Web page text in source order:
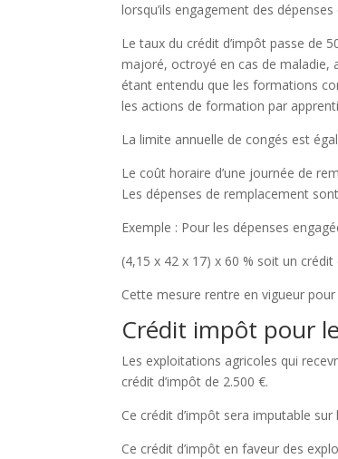
lorsqu’ils engagement des
Le taux du crédit d’impôt passe de
majoré, octroyé en cas de maladie,
étant entendu que les formations
les actions de formation par
La limite annuelle de congés est
Le coût horaire d’une journée de
Les dépenses de remplacement
Exemple : Pour les dépenses
(4,15 x 42 x 17) x 60 % soit un
Cette mesure rentre en vigueur
Crédit impôt pour
Les exploitations agricoles qui
crédit d’impôt de 2.500 €.
Ce crédit d’impôt sera imputable
Ce crédit d’impôt en faveur des